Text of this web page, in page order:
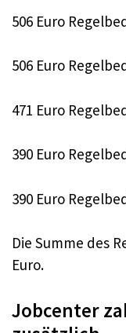
506 Euro
506 Euro
471 Euro
390 Euro
390 Euro
Die Summe des
Euro.
Jobcenter